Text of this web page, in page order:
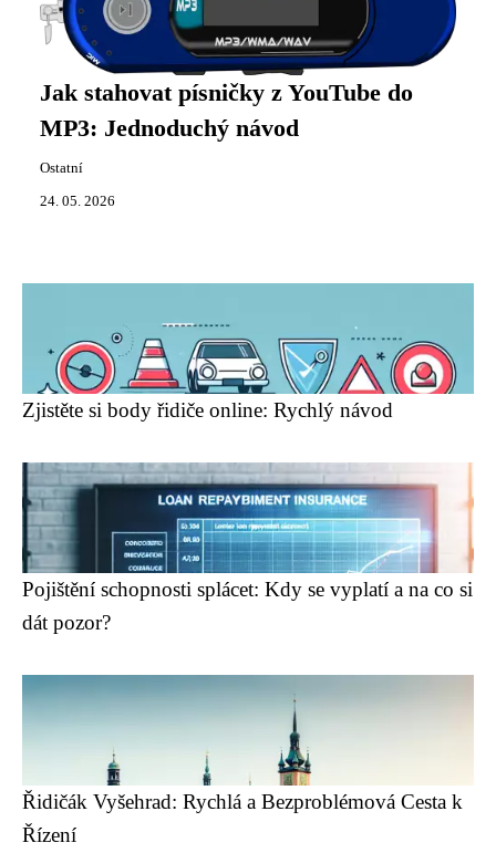
Jak stahovat písničky z YouTube do
MP3: Jednoduchý návod
Ostatní
24. 05. 2026
Zjistěte si body řidiče online: Rychlý návod
Pojištění schopnosti splácet: Kdy se vyplatí a na co si
dát pozor?
Řidičák Vyšehrad: Rychlá a Bezproblémová Cesta k
Řízení